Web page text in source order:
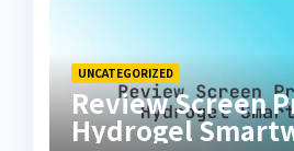
UNCATEGORIZED
Review Screen
Hydrogel